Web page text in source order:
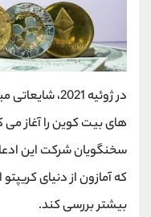
در ژوئیه
های بیت کوین را آغاز می
سخنگویان شرکت این
که آمازون از دنیای
بیشتر بررسی کند.